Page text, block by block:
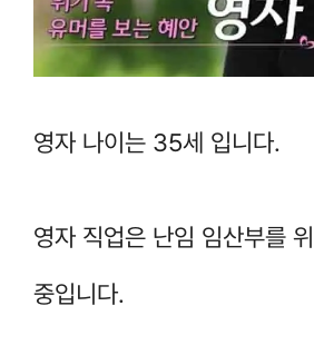
영자 나이는 35세 입니다.
영자 직업은 난임 임산부를
중입니다.